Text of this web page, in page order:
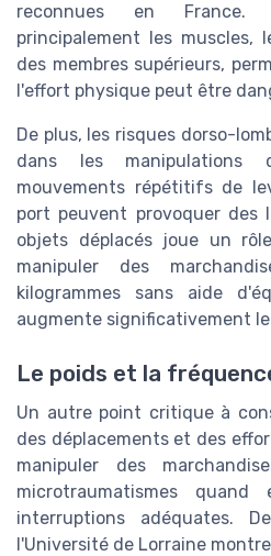
reconnues en France.
principalement les
des membres supérieurs,
l'effort physique peut être
De plus, les risques dorso-
dans les
mouvements répétitifs de
port peuvent provoquer des
objets déplacés joue un
manipuler des
kilogrammes sans aide
augmente significativement
Le poids et la
Un autre point critique à
des déplacements et des
manipuler des
microtraumatismes
interruptions adéquates.
l'Université de Lorraine